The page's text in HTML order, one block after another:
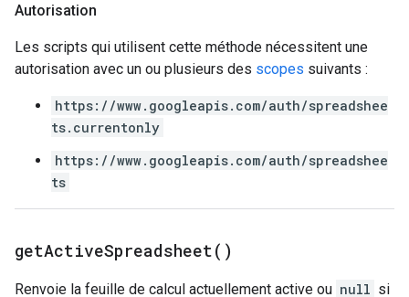
Autorisation
Les scripts qui utilisent cette méthode nécessitent une
autorisation avec un ou plusieurs des scopes suivants :
https://www.googleapis.com/auth/spreadshee
ts.currentonly
https://www.googleapis.com/auth/spreadshee
ts
getActiveSpreadsheet( )
Renvoie la feuille de calcul actuellement active ou null si